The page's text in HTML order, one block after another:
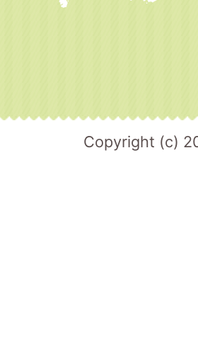
Copyright (c)